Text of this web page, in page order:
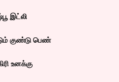
இட்லி
குண்டு பெண்
உனக்கு